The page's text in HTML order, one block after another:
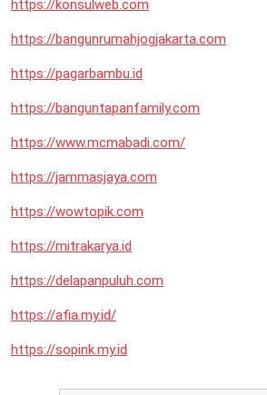
https://konsulweb.com
https://bangunrumahjogjakarta.com
https://pagarbambu.id
https://banguntapanfamily.com
https://www.mcmabadi.com/
https://jammasjaya.com
https://wowtopik.com
https://mitrakarya.id
https://delapanpuluh.com
https://afia.my.id/
https://sopink.my.id